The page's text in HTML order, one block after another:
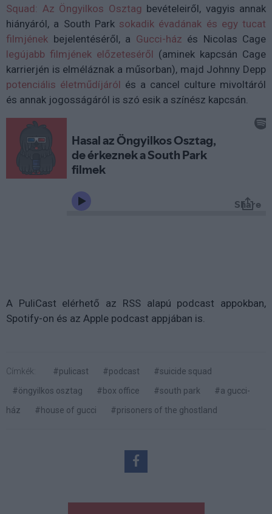
Squad: Az Öngyilkos Osztag bevételeiről, vagyis annak
hiányáról, a South Park sokadik évadának és egy tucat
filmjének bejelentéséről, a Gucci-ház és Nicolas Cage
legújabb filmjének előzeteséről (aminek kapcsán Cage
karrierjén is elméláznak a műsorban), majd Johnny Depp
potenciális életműdíjáról és a cancel culture mivoltáról
és annak jogosságáról is szó esik a színész kapcsán.
A PuliCast elérhető az RSS alapú podcast appokban,
Spotify-on és az Apple podcast appjában is.
Címkék: #pulicast #podcast
#suicide squad
#öngyilkos osztag
#box office #south park
#a gucci-
ház
#house of gucci #prisoners of the ghostland